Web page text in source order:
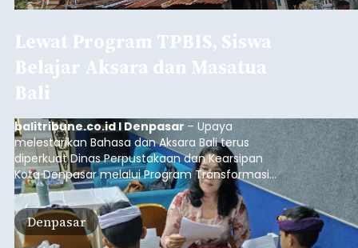
Lewat Program TPBIS, Siswa
Belajar Aksara dan Masatua
Bali
balitribune.co.id I Denpasar – Upaya
melestarikan Bahasa dan Aksara Bali terus
diperkuat Dinas Perpustakaan dan Kearsipan
Kota Denpasar melalui Program Transformasi
Perpustakaan Berbasis Inklusi Sosial (TPBIS).
Tahun ini, sebanyak 63 siswa kelas IV dan V SD
Negeri 17 Dangin Puri mendapat pelatihan
menulis Aksara Bali serta Masatua atau
Denpasar